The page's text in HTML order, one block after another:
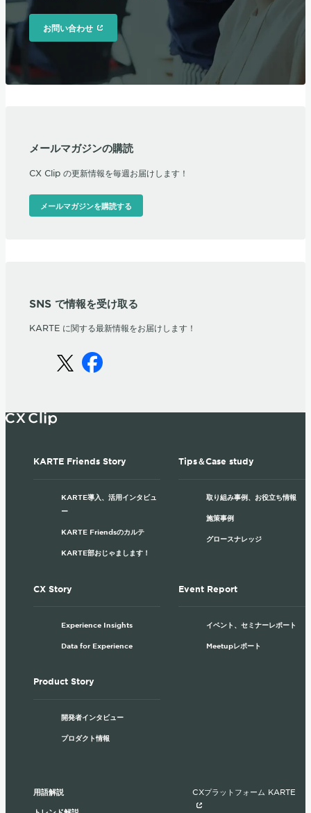
お問い合わせ
メールマガジンの購読
CX Clip の更新情報を毎週お届けします！
メールマガジンを購読する
SNS で情報を受け取る
KARTE に関する最新情報をお届けします！
KARTE Friends Story
KARTE導入、活用インタビュ
ー
KARTE Friendsのカルテ
KARTE部おじゃまします！
Tips＆Case study
取り組み事例、お役立ち情報
施策事例
グロースナレッジ
CX Story
Experience Insights
Data for Experience
Event Report
イベント、セミナーレポート
Meetupレポート
Product Story
開発者インタビュー
プロダクト情報
用語解説 CXプラットフォーム KARTE